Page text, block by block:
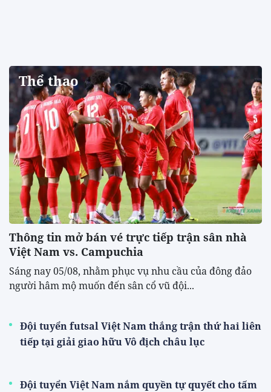
Thể thao
Thông tin mở bán vé trực tiếp trận sân nhà
Việt Nam vs. Campuchia
Sáng nay 05/08, nhằm phục vụ nhu cầu của đông đảo
người hâm mộ muốn đến sân cổ vũ đội...
Đội tuyển futsal Việt Nam thắng trận thứ hai liên
tiếp tại giải giao hữu Vô địch châu lục
Đội tuyển Việt Nam nắm quyền tự quyết cho tấm